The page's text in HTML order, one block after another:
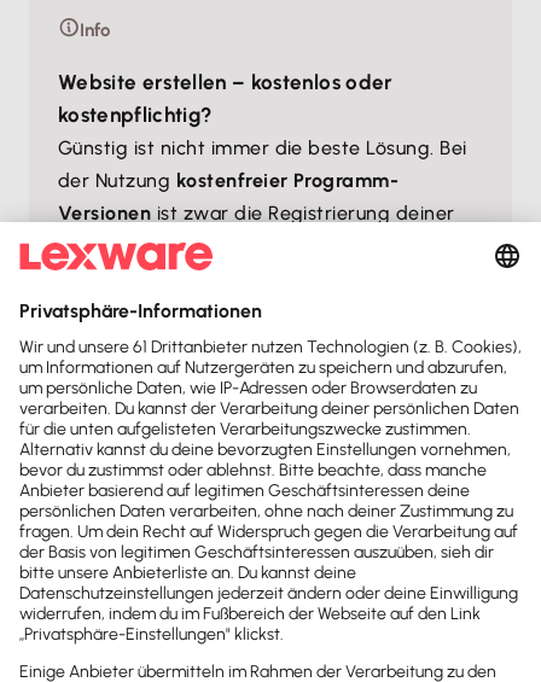
Info
Website erstellen – kostenlos oder
kostenpflichtig?
Günstig ist nicht immer die beste Lösung. Bei
der Nutzung kostenfreier Programm-
Versionen ist zwar die Registrierung deiner
Domain möglicherweise umsonst, allerdings
hast du mit solchen Lösungen wenig
Spielraum.
Eine höhere Anzahl an Vorlagen oder
Templates im Website-Builder kosten dann
zusätzlich Geld. Oft empfiehlt es sich deshalb,
von kostenfreien Tools abzusehen undlieber
gleich ein ganzes Paket zu kaufen, in dem
bereits alle Optionen freigeschaltet sind.
Anleitung: Worauf solltest du achten,
wenn du eine Website erstellst?